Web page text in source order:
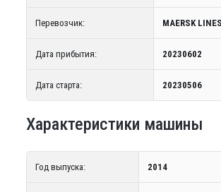
Перевозчик: MAERSK LINES
Дата прибытия: 20230602
Дата старта: 20230506
Характеристики машины
Год выпуска: 2014